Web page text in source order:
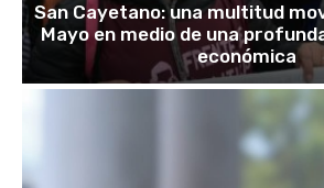
San Cayetano: una multitud
Mayo en medio de una
económica